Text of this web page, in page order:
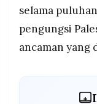
selama
pengungsi
ancaman yang